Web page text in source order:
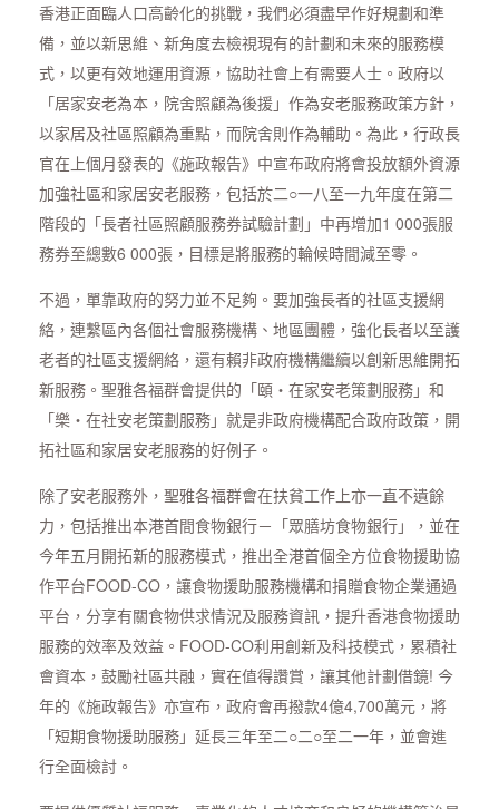
香港正面臨人口高齡化的挑戰，我們必須盡早作好規劃和準
備，並以新思維、新角度去檢視現有的計劃和未來的服務模
式，以更有效地運用資源，協助社會上有需要人士。政府以
「居家安老為本，院舍照顧為後援」作為安老服務政策方針，
以家居及社區照顧為重點，而院舍則作為輔助。為此，行政長
官在上個月發表的《施政報告》中宣布政府將會投放額外資源
加強社區和家居安老服務，包括於二○一八至一九年度在第二
階段的「長者社區照顧服務券試驗計劃」中再增加1 000張服
務券至總數6 000張，目標是將服務的輪候時間減至零。
不過，單靠政府的努力並不足夠。要加強長者的社區支援網
絡，連繫區內各個社會服務機構、地區團體，強化長者以至護
老者的社區支援網絡，還有賴非政府機構繼續以創新思維開拓
新服務。聖雅各福群會提供的「頤・在家安老策劃服務」和
「樂・在社安老策劃服務」就是非政府機構配合政府政策，開
拓社區和家居安老服務的好例子。
除了安老服務外，聖雅各福群會在扶貧工作上亦一直不遺餘
力，包括推出本港首間食物銀行－「眾膳坊食物銀行」，並在
今年五月開拓新的服務模式，推出全港首個全方位食物援助協
作平台FOOD-CO，讓食物援助服務機構和捐贈食物企業通過
平台，分享有關食物供求情況及服務資訊，提升香港食物援助
服務的效率及效益。FOOD-CO利用創新及科技模式，累積社
會資本，鼓勵社區共融，實在值得讚賞，讓其他計劃借鏡! 今
年的《施政報告》亦宣布，政府會再撥款4億4,700萬元，將
「短期食物援助服務」延長三年至二○二○至二一年，並會進
行全面檢討。